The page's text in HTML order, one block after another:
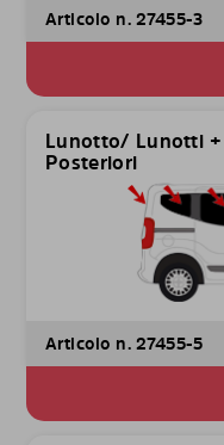
Articolo n. 27455-3
Lunotto/ Lunotti
Posteriori
Articolo n. 27455-5